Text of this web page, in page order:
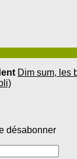
Dim sum, les
désabonner